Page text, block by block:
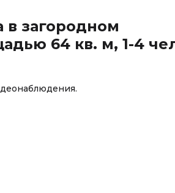
в загородном
64 кв. м, 1-4